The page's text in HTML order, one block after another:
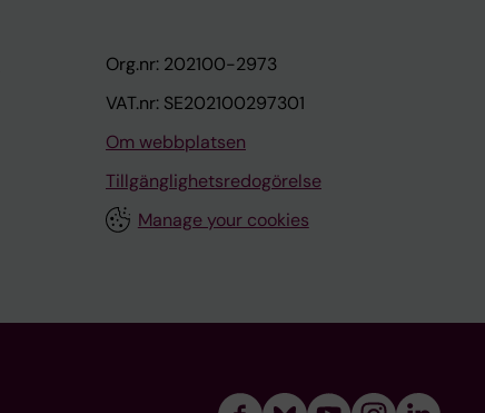
Org.nr: 202100-2973
VAT.nr: SE202100297301
Om webbplatsen
Tillgänglighetsredogörelse
Manage your cookies